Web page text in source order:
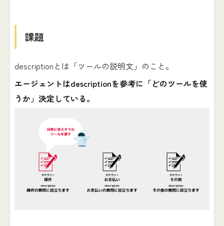
課題
descriptionとは「ツールの説明文」のこと。
エージェントはdescriptionを参考に「どのツールを使
うか」決定している。